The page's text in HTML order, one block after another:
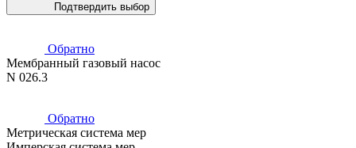
Подтвердить выбор
Обратно
Мембранный газовый насос
N 026.3
Обратно
Метрическая система мер